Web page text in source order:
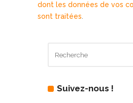
dont les données de vos
sont traitées.
Suivez-nous !